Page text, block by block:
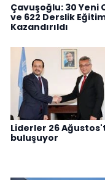
Çavuşoğlu: 30 Yeni
ve 622 Derslik
Kazandırıldı
Liderler 26
buluşuyor